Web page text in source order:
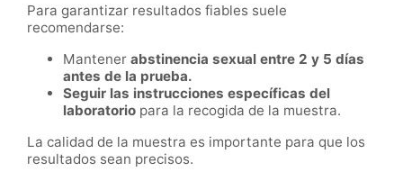
Para garantizar resultados fiables suele
recomendarse:
Mantener abstinencia sexual entre 2 y 5 días
antes de la prueba.
Seguir las instrucciones específicas del
laboratorio para la recogida de la muestra.
La calidad de la muestra es importante para que los
resultados sean precisos.